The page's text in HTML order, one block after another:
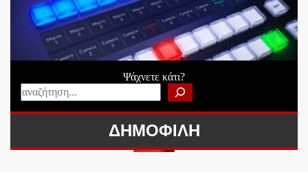
Ψάχνετε κάτι?
ΔΗΜΟΦΙΛΗ